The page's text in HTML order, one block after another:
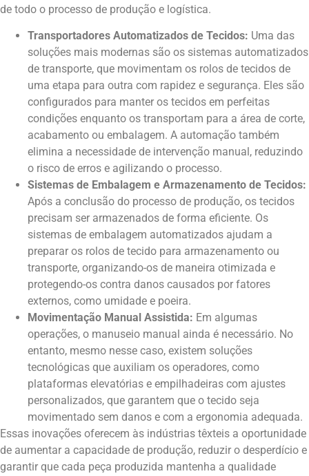
de todo o processo de produção e logística.
Transportadores Automatizados de Tecidos: Uma das
soluções mais modernas são os sistemas automatizados
de transporte, que movimentam os rolos de tecidos de
uma etapa para outra com rapidez e segurança. Eles são
configurados para manter os tecidos em perfeitas
condições enquanto os transportam para a área de corte,
acabamento ou embalagem. A automação também
elimina a necessidade de intervenção manual, reduzindo
o risco de erros e agilizando o processo.
Sistemas de Embalagem e Armazenamento de Tecidos:
Após a conclusão do processo de produção, os tecidos
precisam ser armazenados de forma eficiente. Os
sistemas de embalagem automatizados ajudam a
preparar os rolos de tecido para armazenamento ou
transporte, organizando-os de maneira otimizada e
protegendo-os contra danos causados por fatores
externos, como umidade e poeira.
Movimentação Manual Assistida: Em algumas
operações, o manuseio manual ainda é necessário. No
entanto, mesmo nesse caso, existem soluções
tecnológicas que auxiliam os operadores, como
plataformas elevatórias e empilhadeiras com ajustes
personalizados, que garantem que o tecido seja
movimentado sem danos e com a ergonomia adequada.
Essas inovações oferecem às indústrias têxteis a oportunidade
de aumentar a capacidade de produção, reduzir o desperdício e
garantir que cada peça produzida mantenha a qualidade